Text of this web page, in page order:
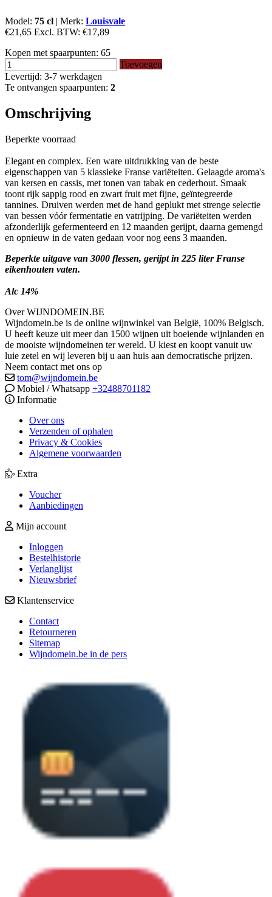
Model: 75 cl | Merk: Louisvale
€21,65 Excl. BTW: €17,89
Kopen met spaarpunten: 65
Toevoegen
Levertijd: 3-7 werkdagen
Te ontvangen spaarpunten: 2
Omschrijving
Beperkte voorraad
Elegant en complex. Een ware uitdrukking van de beste
eigenschappen van 5 klassieke Franse variëteiten. Gelaagde aroma's
van kersen en cassis, met tonen van tabak en cederhout. Smaak
toont rijk sappig rood en zwart fruit met fijne, geïntegreerde
tannines. Druiven werden met de hand geplukt met strenge selectie
van bessen vóór fermentatie en vatrijping. De variëteiten werden
afzonderlijk gefermenteerd en 12 maanden gerijpt, daarna gemengd
en opnieuw in de vaten gedaan voor nog eens 3 maanden.
Beperkte uitgave van 3000 flessen, gerijpt in 225 liter Franse
eikenhouten vaten.
Alc 14%
Over WIJNDOMEIN.BE
Wijndomein.be is de online wijnwinkel van België, 100% Belgisch.
U heeft keuze uit meer dan 1500 wijnen uit boeiende wijnlanden en
de mooiste wijndomeinen ter wereld. U kiest en koopt vanuit uw
luie zetel en wij leveren bij u aan huis aan democratische prijzen.
Neem contact met ons op
tom@wijndomein.be
Mobiel / Whatsapp +32488701182
Informatie
Over ons
Verzenden of ophalen
Privacy & Cookies
Algemene voorwaarden
Extra
Voucher
Aanbiedingen
Mijn account
Inloggen
Bestelhistorie
Verlanglijst
Nieuwsbrief
Klantenservice
Contact
Retourneren
Sitemap
Wijndomein.be in de pers